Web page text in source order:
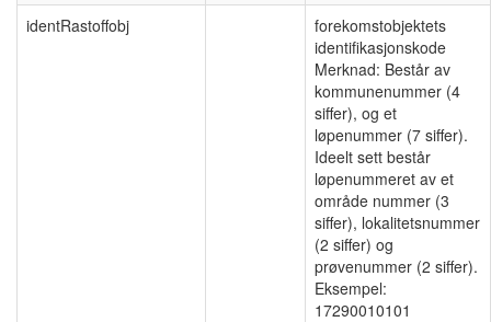
identRastoffobj
forekomstobjektets
identifikasjonskode
Merknad: Består av
kommunenummer (4
siffer), og et
løpenummer (7 siffer).
Ideelt sett består
løpenummeret av et
område nummer (3
siffer), lokalitetsnummer
(2 siffer) og
prøvenummer (2 siffer).
Eksempel:
17290010101